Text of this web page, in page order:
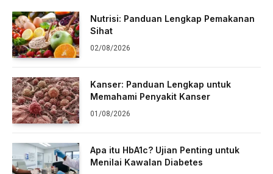
Nutrisi: Panduan Lengkap Pemakanan
Sihat
02/08/2026
Kanser: Panduan Lengkap untuk
Memahami Penyakit Kanser
01/08/2026
Apa itu HbA1c? Ujian Penting untuk
Menilai Kawalan Diabetes